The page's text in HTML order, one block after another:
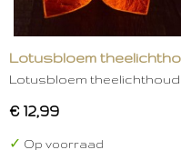
Lotusbloem
Lotusbloem
€ 12,99
✓ Op voorraad